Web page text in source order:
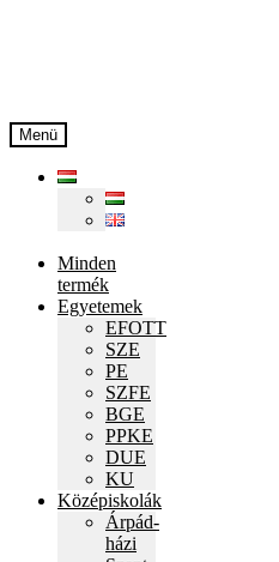
Menü
Minden
termék
Egyetemek
EFOTT
SZE
PE
SZFE
BGE
PPKE
DUE
KU
Középiskolák
Árpád-
házi